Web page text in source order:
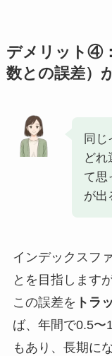
デメリット④
数との誤差）
同じ
ど
て思
が出
インデックスフ
とを目指します
この誤差を トラ
ば、年間で0.5〜
もあり、長期に